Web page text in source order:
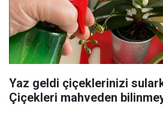
Yaz geldi çiçeklerinizi
Çiçekleri mahveden